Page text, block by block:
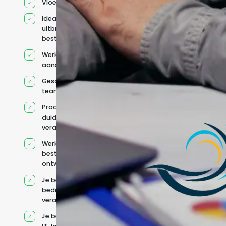
Vloeiend Engels
Ideaal voor het
uitbreiden van
bestaande capaciteit
Werkt onder jouw
aansturing
Geschikt voor hybride
teams
Productcontext en
duidelijke
verantwoordelijkheden
Werkt binnen jouw
bestaande
ontwikkelteam
Je behoudt jouw
bedrijfs- en IT-
verantwoordelijkheden
Je beheert jouw eigen